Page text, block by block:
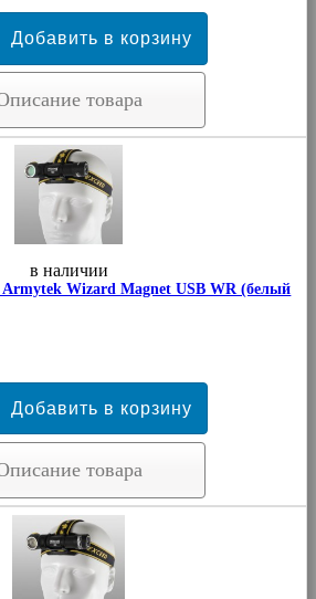
товара
в наличии
Wizard Magnet USB WR (белый
товара